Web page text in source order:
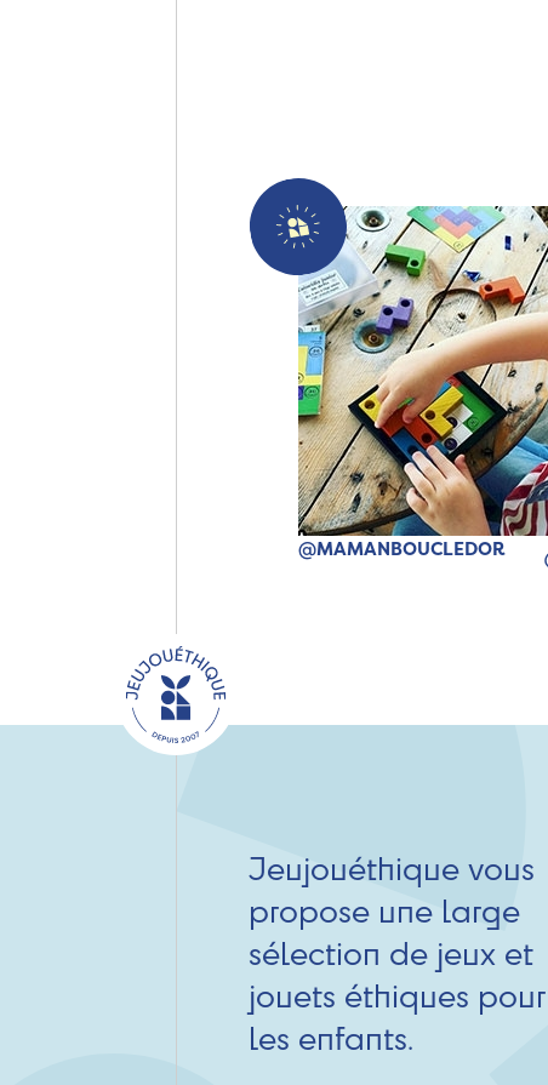
@MAMANBOUCLEDOR
Jeujouéthique vous
propose une large
sélection de jeux et
jouets éthiques pour
les enfants.